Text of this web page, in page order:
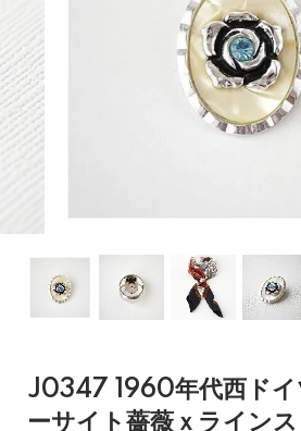
J0347 1960年代西ドイ
ーサイト薔薇ｘライン